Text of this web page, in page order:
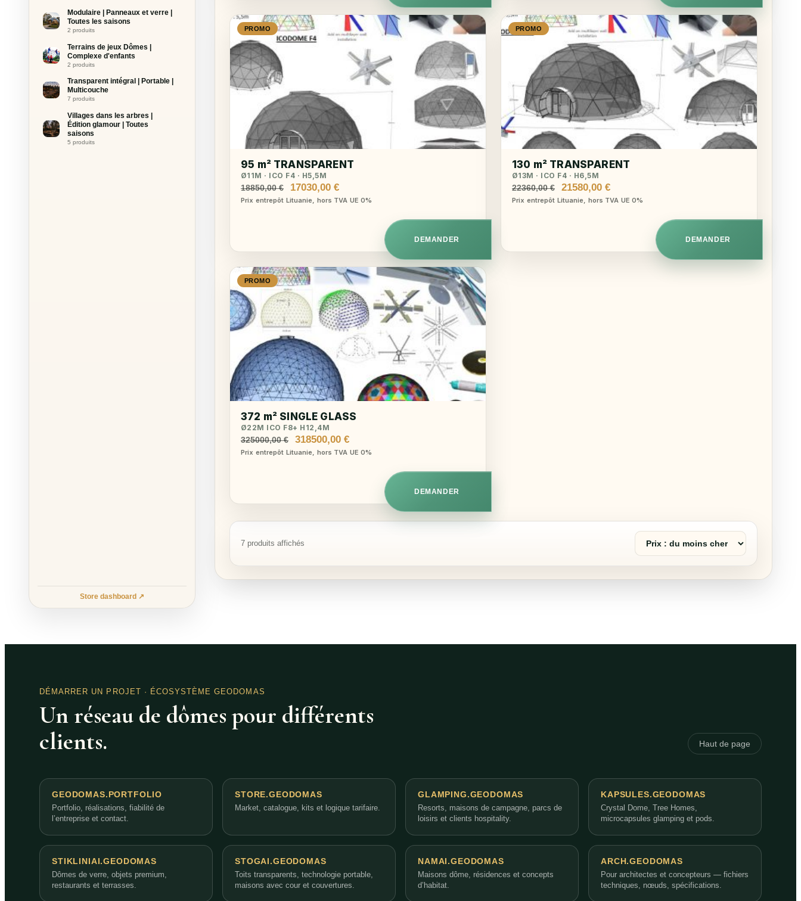
Modulaire | Panneaux et verre |
Toutes les saisons
2 produits
Terrains de jeux Dômes |
Complexe d'enfants
2 produits
Transparent intégral | Portable |
Multicouche
7 produits
Villages dans les arbres |
Édition glamour | Toutes
saisons
5 produits
Store dashboard ↗
PROMO
95 m² TRANSPARENT
Ø11M · ICO F4 · H5,5M
18850,00€
Le
prix
17030,00 €Le
prix
17030,00 €.
Prix entrepôt Lituanie, hors TVA UE 0%
DEMANDER
PROMO
130 m² TRANSPARENT
Ø13M · ICO F4 · H6,5M
22360,00€
Le
prix
21580,00 €Le
prix
21580,00 €.
Prix entrepôt Lituanie, hors TVA UE 0%
DEMANDER
PROMO
372 m² SINGLE GLASS
Ø22M ICO F8+ H12,4M
325000,00€
Le
prix
318500,00 €Le
prix
318500,00 €.
Prix entrepôt Lituanie, hors TVA UE 0%
DEMANDER
7 produits affichés
Trier
produits
DÉMARRER UN PROJET · ÉCOSYSTÈME GEODOMAS
Un réseau de dômes pour différents
clients.
Haut de page
GEODOMAS.PORTFOLIO
Portfolio, réalisations, fiabilité de
l’entreprise et contact.
STORE.GEODOMAS
Market, catalogue, kits et logique tarifaire.
GLAMPING.GEODOMAS
Resorts, maisons de campagne, parcs de
loisirs et clients hospitality.
KAPSULES.GEODOMAS
Crystal Dome, Tree Homes,
microcapsules glamping et pods.
STIKLINIAI.GEODOMAS
Dômes de verre, objets premium,
restaurants et terrasses.
STOGAI.GEODOMAS
Toits transparents, technologie portable,
maisons avec cour et couvertures.
NAMAI.GEODOMAS
Maisons dôme, résidences et concepts
d’habitat.
ARCH.GEODOMAS
Pour architectes et concepteurs — fichiers
techniques, nœuds, spécifications.